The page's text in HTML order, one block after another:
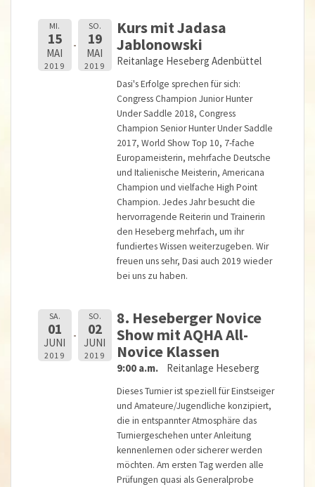
MI.
15
MAI
2019
SO.
19
MAI
2019
Kurs mit Jadasa
Jablonowski
Reitanlage Heseberg Adenbüttel
Dasi's Erfolge sprechen für sich:
Congress Champion Junior Hunter
Under Saddle 2018, Congress
Champion Senior Hunter Under Saddle
2017, World Show Top 10, 7-fache
Europameisterin, mehrfache Deutsche
und Italienische Meisterin, Americana
Champion und vielfache High Point
Champion. Jedes Jahr besucht die
hervorragende Reiterin und Trainerin
den Heseberg mehrfach, um ihr
fundiertes Wissen weiterzugeben. Wir
freuen uns sehr, Dasi auch 2019 wieder
bei uns zu haben.
SA.
01
JUNI
2019
SO.
02
JUNI
2019
8. Heseberger Novice
Show mit AQHA All-
Novice Klassen
9:00 a.m. Reitanlage Heseberg
Dieses Turnier ist speziell für Einstseiger
und Amateure/Jugendliche konzipiert,
die in entspannter Atmosphäre das
Turniergeschehen unter Anleitung
kennenlernen oder sicherer werden
möchten. Am ersten Tag werden alle
Prüfungen quasi als Generalprobe